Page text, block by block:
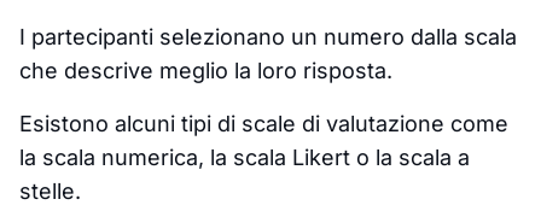
I partecipanti selezionano un numero dalla scala
che descrive meglio la loro risposta.
Esistono alcuni tipi di scale di valutazione come
la scala numerica, la scala Likert o la scala a
stelle.